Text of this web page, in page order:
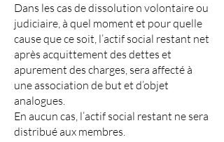
Dans les cas de dissolution volontaire ou
judiciaire, à quel moment et pour quelle
cause que ce soit, l’actif social restant net
après acquittement des dettes et
apurement des charges, sera affecté à
une association de but et d’objet
analogues.
En aucun cas, l’actif social restant ne sera
distribué aux membres.